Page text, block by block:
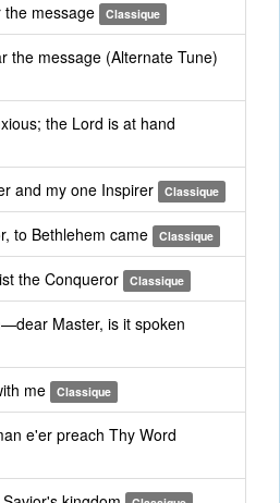
message Classique
the message (Alternate Tune)
the Lord is at hand
and my one Inspirer Classique
to Bethlehem came Classique
the Conqueror Classique
Master, is it spoken
me Classique
e'er preach Thy Word